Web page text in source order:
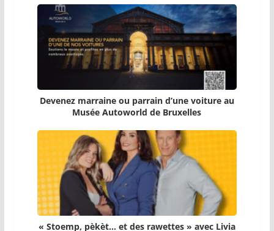
Devenez marraine ou parrain d’une voiture au
Musée Autoworld de Bruxelles
« Stoemp, pèkèt… et des rawettes » avec Livia